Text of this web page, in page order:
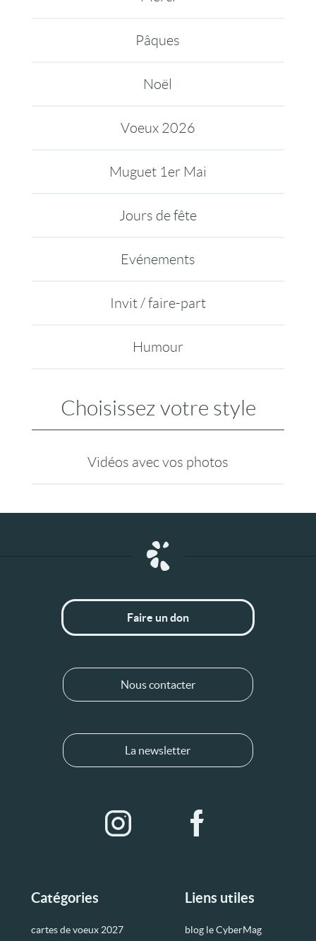
Pâques
Noël
Voeux 2026
Muguet 1er Mai
Jours de fête
Evénements
Invit / faire-part
Humour
Choisissez votre style
Vidéos avec vos photos
Catégories
cartes de voeux 2027
Liens utiles
blog le CyberMag
Faire un don
Nous contacter
La newsletter